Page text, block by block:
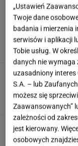
„Ustawień
Twoje dane
badania i mierzenia
serwisów i aplikacji
Tobie usług. W
danych nie wymaga
uzasadniony interes
S.A. – lub
możesz się
Zaawansowanych”
zależności od
jest kierowany.
osobowych